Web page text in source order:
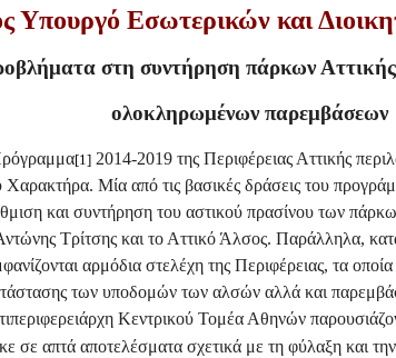
Υπουργό Εσωτερικών και
στη συντήρηση πάρκων
ολοκληρωμένων παρεμβάσεων
[1] 2014-2019 της Περιφέρειας Αττικής
Μία από τις βασικές δράσεις του
και συντήρηση του αστικού πρασίνου των
Τρίτσης και το Αττικό Άλσος. Παράλληλα,
αρμόδια στελέχη της Περιφέρειας, τα
των υποδομών των αλσών αλλά και
Κεντρικού Τομέα Αθηνών
σε απτά αποτελέσματα σχετικά με τη φύλαξη και